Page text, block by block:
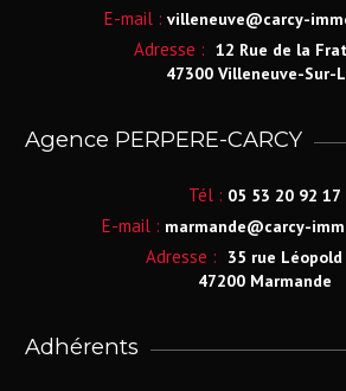
E-mail : villeneuve@carcy-
Adresse : 12 Rue de la
47300 Villeneuve-Sur-
Agence PERPERE-CARCY
Tél : 05 53 20 92 17
E-mail : marmande@carcy-
Adresse :
35 rue Léopold
47200 Marmande
Adhérents